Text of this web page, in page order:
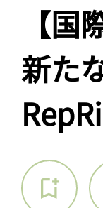
【
新た